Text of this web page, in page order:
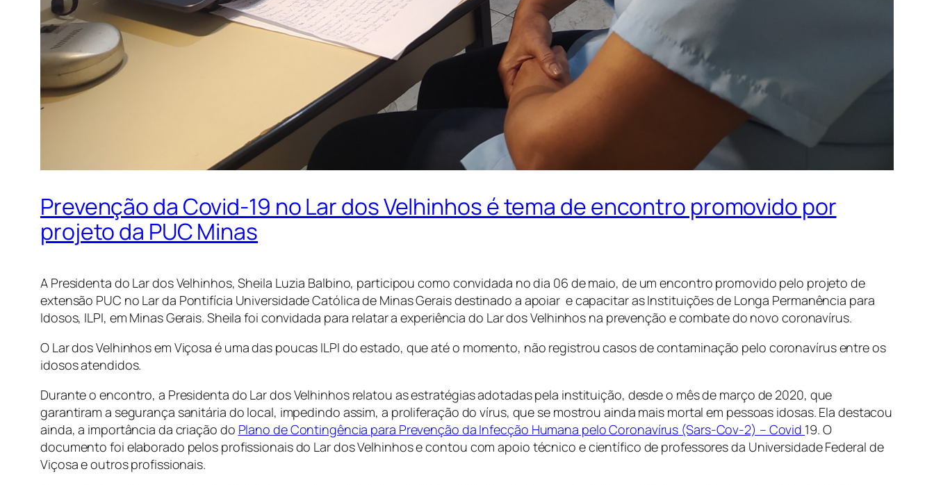
Prevenção da Covid-19 no Lar dos Velhinhos é tema de encontro promovido por
projeto da PUC Minas
A Presidenta do Lar dos Velhinhos, Sheila Luzia Balbino, participou como convidada no dia 06 de maio, de um encontro promovido pelo projeto de
extensão PUC no Lar da Pontifícia Universidade Católica de Minas Gerais destinado a apoiar e capacitar as Instituições de Longa Permanência para
Idosos, ILPI, em Minas Gerais. Sheila foi convidada para relatar a experiência do Lar dos Velhinhos na prevenção e combate do novo coronavírus.
O Lar dos Velhinhos em Viçosa é uma das poucas ILPI do estado, que até o momento, não registrou casos de contaminação pelo coronavírus entre os
idosos atendidos.
Durante o encontro, a Presidenta do Lar dos Velhinhos relatou as estratégias adotadas pela instituição, desde o mês de março de 2020, que
garantiram a segurança sanitária do local, impedindo assim, a proliferação do vírus, que se mostrou ainda mais mortal em pessoas idosas. Ela destacou
ainda, a importância da criação do Plano de Contingência para Prevenção da Infecção Humana pelo Coronavírus (Sars-Cov-2) – Covid 19. O
documento foi elaborado pelos profissionais do Lar dos Velhinhos e contou com apoio técnico e científico de professores da Universidade Federal de
Viçosa e outros profissionais.